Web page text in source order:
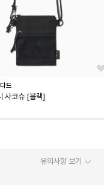
드
사코슈 [블랙]
유의사항 보기